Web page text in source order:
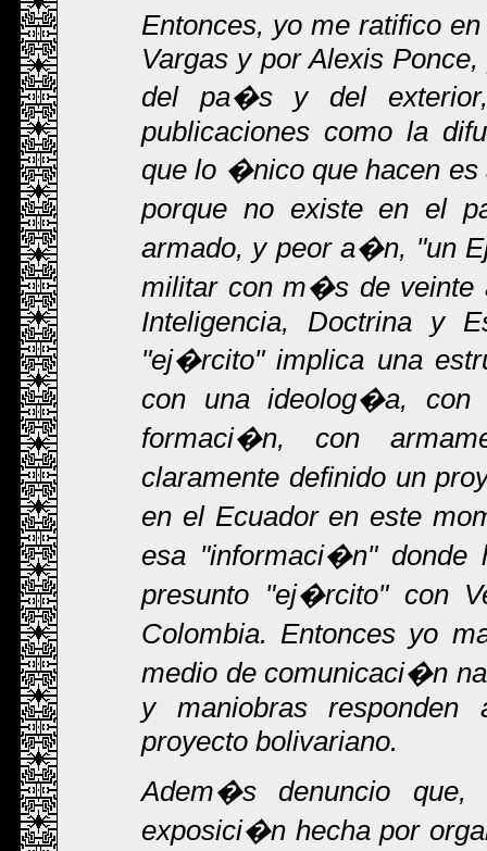
Entonces, yo me ratifico
Vargas y por Alexis
del pa�s y del
publicaciones como la
que lo �nico que hacen es
porque no existe en el
armado, y peor a�n, "un
militar con m�s de veinte
Inteligencia, Doctrina y
"ej�rcito" implica una
con una ideolog�a, con
formaci�n, con
claramente definido un
en el Ecuador en este
esa "informaci�n" donde
presunto "ej�rcito" con
Colombia. Entonces yo
medio de comunicaci�n
y maniobras
proyecto bolivariano.
Adem�s denuncio que,
exposici�n hecha por